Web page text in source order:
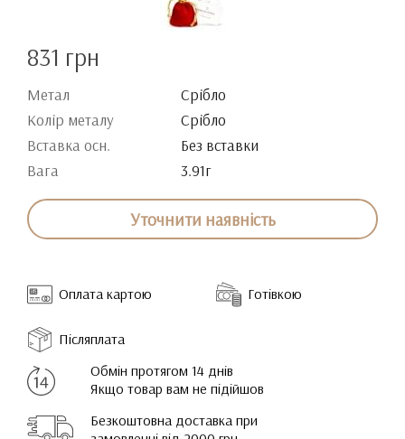
831 грн
Метал
Срібло
Колір металу
Срібло
Вставка осн.
Без вставки
Вага
3.91г
Уточнити наявність
Оплата картою Готівкою
Післяплата
Обмін протягом 14 днів
Якщо товар вам не підійшов
Безкоштовна доставка при